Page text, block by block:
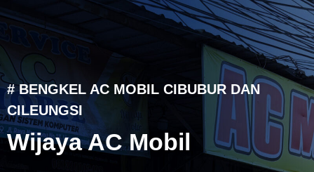
# BENGKEL AC MOBIL CIBUBUR DAN
CILEUNGSI
Wijaya AC Mobil